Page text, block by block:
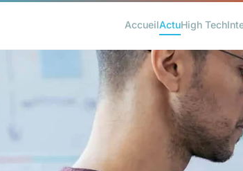
AccueilActuHigh Tech